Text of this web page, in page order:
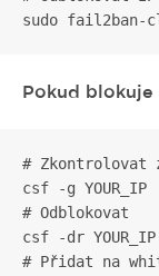
sudo fail2ban-
Pokud blokuje
#
csf -g YOUR_IP
# Odblokovat
csf -dr YOUR_IP
# Přidat na